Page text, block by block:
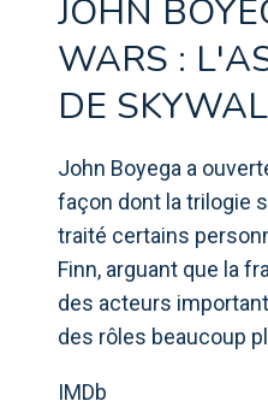
JOHN
WARS :
DE
John Boyega a
façon dont la trilogie
traité certains
Finn, arguant que la
des acteurs
des rôles beaucoup
IMDb